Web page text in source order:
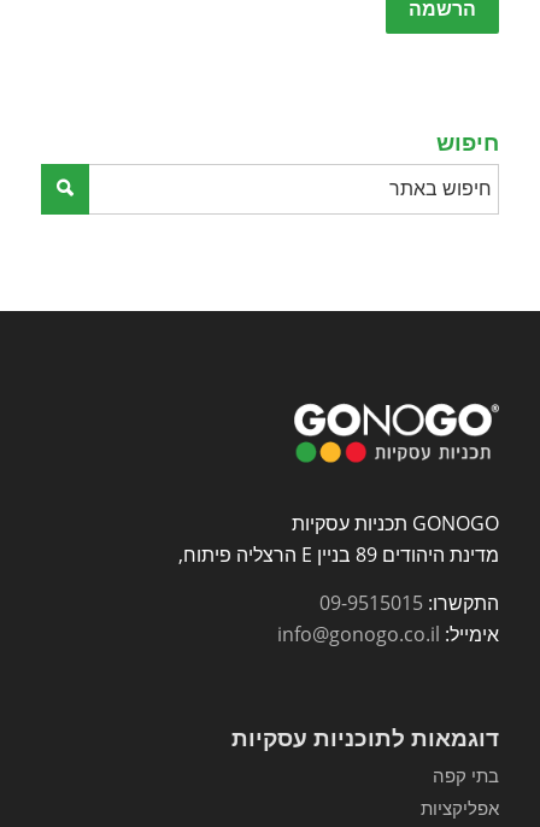
leave
חיפוש
GONOGO תכניות עסקיות
מדינת היהודים 89 בניין E הרצליה פיתוח,
התקשרו: 09-9515015
אימייל: info@gonogo.co.il
דוגמאות לתוכניות עסקיות
בתי קפה
אפליקציות